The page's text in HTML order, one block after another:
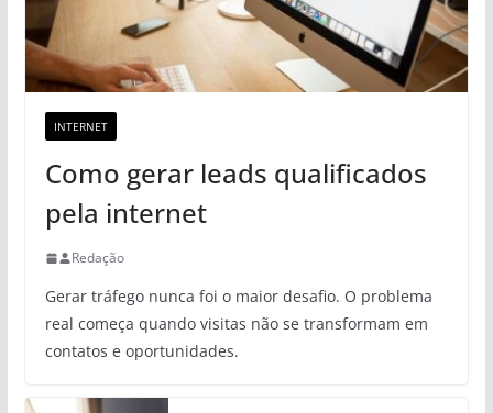
INTERNET
Como gerar leads qualificados
pela internet
Redação
Gerar tráfego nunca foi o maior desafio. O problema
real começa quando visitas não se transformam em
contatos e oportunidades.